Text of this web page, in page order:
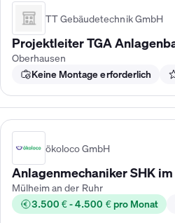
TT Gebäudetechnik GmbH
Projektleiter TGA
Oberhausen
Keine Montage erforderlich
ökoloco GmbH
Anlagenmechaniker SHK
Mülheim an der Ruhr
3.500 € - 4.500 € pro Monat